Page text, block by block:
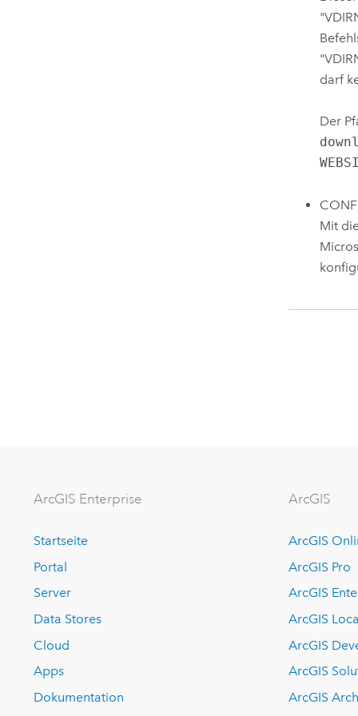
darf
Der
Mit
ArcGIS Enterprise
Startseite
Portal
Server
Data Stores
Cloud
Apps
Dokumentation
ArcGIS
ArcGIS
ArcGIS Pro
ArcGIS
ArcGIS
ArcGIS
ArcGIS
ArcGIS